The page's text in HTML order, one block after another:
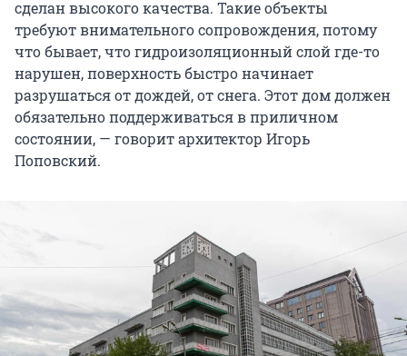
сделан высокого качества. Такие объекты
требуют внимательного сопровождения, потому
что бывает, что гидроизоляционный слой где-то
нарушен, поверхность быстро начинает
разрушаться от дождей, от снега. Этот дом должен
обязательно поддерживаться в приличном
состоянии, — говорит архитектор Игорь
Поповский.